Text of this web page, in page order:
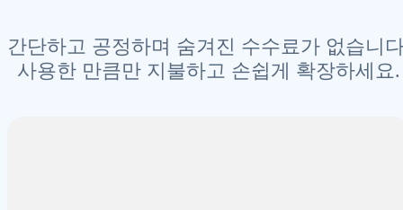
간단하고 공정하며 숨겨진 수수료가 없습니
사용한 만큼만 지불하고 손쉽게 확장하세요.